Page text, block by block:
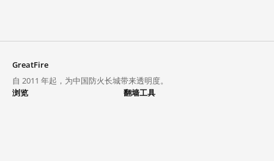
GreatFire
自 2011 年起，为中国防火长城带来透明度。
浏览
翻墙工具